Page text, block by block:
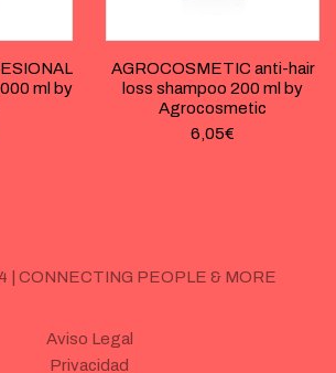
ml by
AGROCOSMETIC anti-hair
loss shampoo 200 ml by
Agrocosmetic
6,05€
CONNECTING PEOPLE & MORE
Aviso Legal
Privacidad